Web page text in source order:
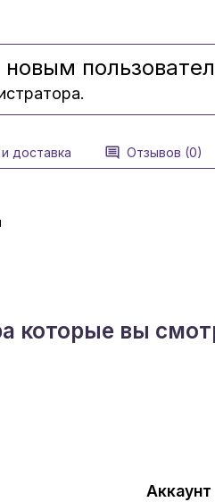
доставка Отзывов (0)
которые вы
Аккаунт